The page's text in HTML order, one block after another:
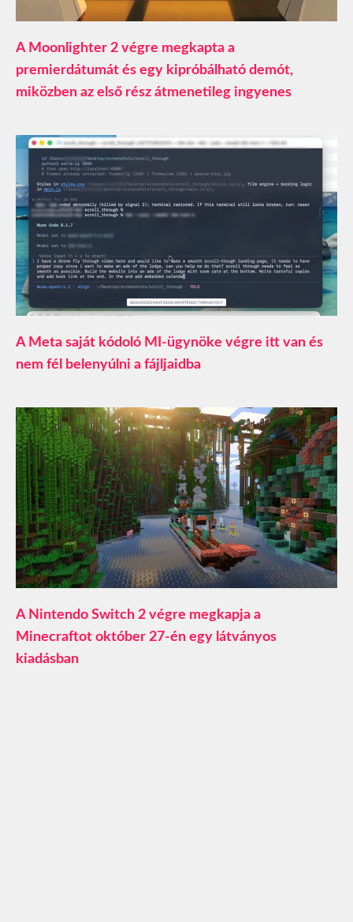
A Moonlighter 2 végre megkapta a
premierdátumát és egy kipróbálható demót,
miközben az első rész átmenetileg ingyenes
A Meta saját kódoló MI-ügynöke végre itt van és
nem fél belenyúlni a fájljaidba
A Nintendo Switch 2 végre megkapja a
Minecraftot október 27-én egy látványos
kiadásban